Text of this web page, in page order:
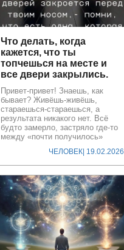
Что делать, когда
кажется, что ты
топчешься на месте и
все двери закрылись.
Привет-привет! Знаешь, как
бывает? Живёшь-живёшь,
стараешься-стараешься, а
результата никакого нет. Всё
будто замерло, застряло где-то
между «почти получилось»
ЧЕЛОВЕК| 19.02.2026